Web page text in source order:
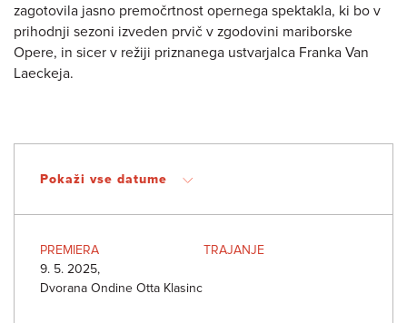
zagotovila jasno premočrtnost opernega spektakla, ki bo v
prihodnji sezoni izveden prvič v zgodovini mariborske
Opere, in sicer v režiji priznanega ustvarjalca Franka Van
Laeckeja.
Pokaži vse datume
PREMIERA
9. 5. 2025,
Dvorana Ondine Otta Klasinc
TRAJANJE